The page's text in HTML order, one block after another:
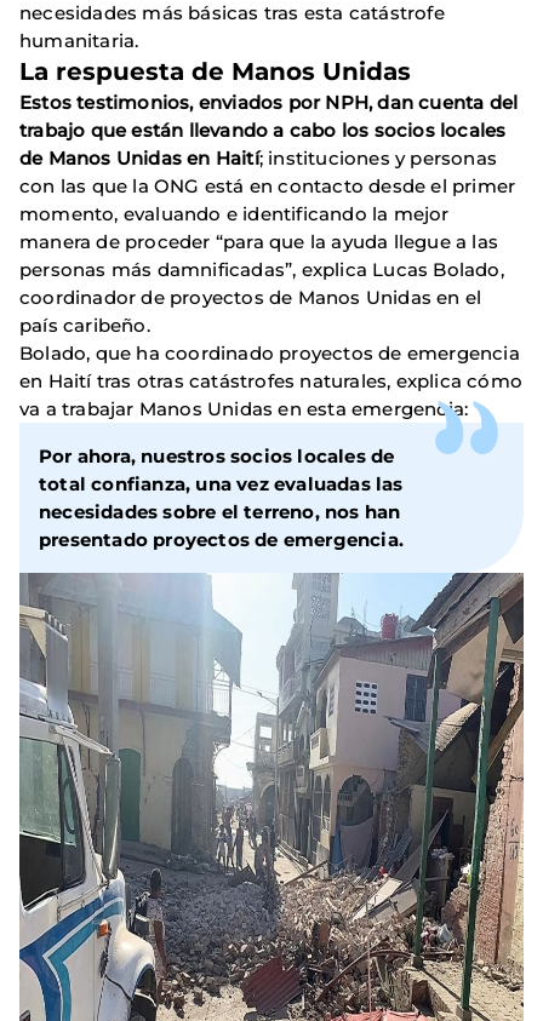
necesidades más básicas tras esta catástrofe
humanitaria.
La respuesta de Manos Unidas
Estos testimonios, enviados por NPH, dan cuenta del
trabajo que están llevando a cabo los socios locales
de Manos Unidas en Haití; instituciones y personas
con las que la ONG está en contacto desde el primer
momento, evaluando e identificando la mejor
manera de proceder “para que la ayuda llegue a las
personas más damnificadas”, explica Lucas Bolado,
coordinador de proyectos de Manos Unidas en el
país caribeño.
Bolado, que ha coordinado proyectos de emergencia
en Haití tras otras catástrofes naturales, explica cómo
va a trabajar Manos Unidas en esta emergencia:
Por ahora, nuestros socios locales de
total confianza, una vez evaluadas las
necesidades sobre el terreno, nos han
presentado proyectos de emergencia.